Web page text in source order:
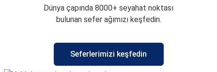
Dünya çapında 8000+ seyahat noktası
bulunan sefer ağımızı keşfedin.
Seferlerimizi keşfedin